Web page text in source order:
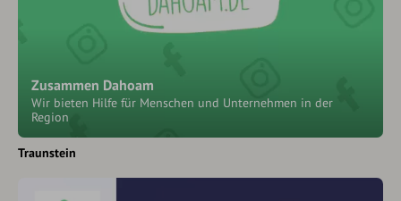
Zusammen Dahoam
Wir bieten Hilfe für Menschen und Unternehmen in der
Region
Traunstein